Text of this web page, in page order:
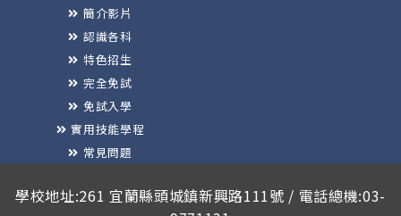
簡介影片
認識各科
特色招生
完全免試
免試入學
實用技能學程
常見問題
學校地址:261 宜蘭縣頭城鎮新興路111號 / 電話總機:03-